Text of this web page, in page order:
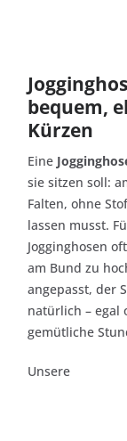
bequem,
Kürzen
Eine
sie sitzen soll:
Falten, ohne
lassen musst.
Jogginghosen
am Bund zu
angepasst, der
natürlich – egal
gemütliche
Unsere